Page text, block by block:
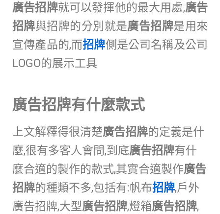
廣告招牌就可以發揮他的最大用處,廣告
招牌與招牌的分別就是廣告招牌是用來
宣傳產品的,而招牌側是公司名稱及公司
LOGO的展示工具
廣告招牌有什麼款式
上文解釋得很清楚廣告招牌的定義是什
麼,很有多客人會問,到底廣告招牌有什
麼合適的製作的款式,其實合適製作廣告
招牌的種類不多,包括有:帆布招牌,戶外
廣告招牌,大型廣告招牌,燈箱廣告招牌,